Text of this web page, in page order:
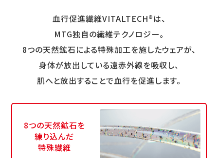
血行促進繊維VITALTECH®は、
MTG独自の繊維テクノロジー。
8つの天然鉱石による特殊加工を施したウェアが、
身体が放出している遠赤外線を吸収し、
肌へと放出することで血行を促進します。
8つの天然鉱石を
練り込んだ
特殊繊維